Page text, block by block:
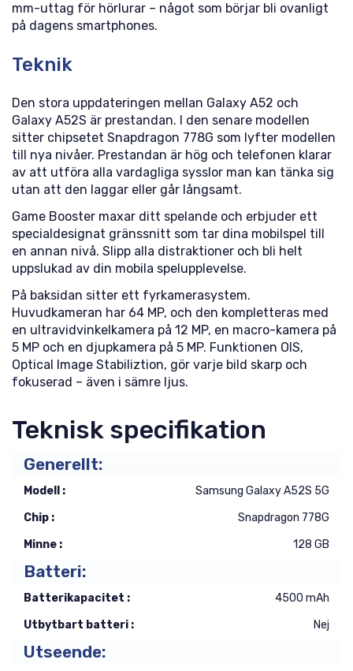
mm-uttag för hörlurar – något som börjar bli ovanligt
på dagens smartphones.
Teknik
Den stora uppdateringen mellan Galaxy A52 och
Galaxy A52S är prestandan. I den senare modellen
sitter chipsetet Snapdragon 778G som lyfter modellen
till nya nivåer. Prestandan är hög och telefonen klarar
av att utföra alla vardagliga sysslor man kan tänka sig
utan att den laggar eller går långsamt.
Game Booster maxar ditt spelande och erbjuder ett
specialdesignat gränssnitt som tar dina mobilspel till
en annan nivå. Slipp alla distraktioner och bli helt
uppslukad av din mobila spelupplevelse.
På baksidan sitter ett fyrkamerasystem.
Huvudkameran har 64 MP, och den kompletteras med
en ultravidvinkelkamera på 12 MP, en macro-kamera på
5 MP och en djupkamera på 5 MP. Funktionen OIS,
Optical Image Stabiliztion, gör varje bild skarp och
fokuserad – även i sämre ljus.
Teknisk specifikation
Generellt:
Modell :
Samsung Galaxy A52S 5G
Chip :
Snapdragon 778G
Minne :
128 GB
Batteri:
Batterikapacitet :
4500 mAh
Utbytbart batteri :
Nej
Utseende: